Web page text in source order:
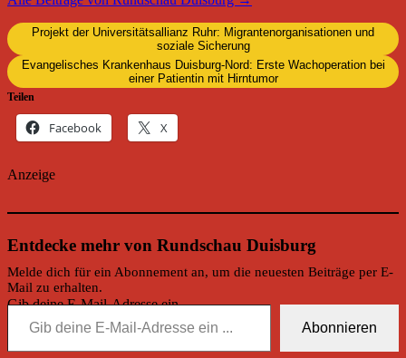
Projekt der Universitätsallianz Ruhr: Migrantenorganisationen und
soziale Sicherung
Evangelisches Krankenhaus Duisburg-Nord: Erste Wachoperation bei
einer Patientin mit Hirntumor
Teilen
Facebook X
Anzeige
Entdecke mehr von Rundschau Duisburg
Melde dich für ein Abonnement an, um die neuesten Beiträge per E-
Mail zu erhalten.
Gib deine E-Mail-Adresse ein ...
Abonnieren